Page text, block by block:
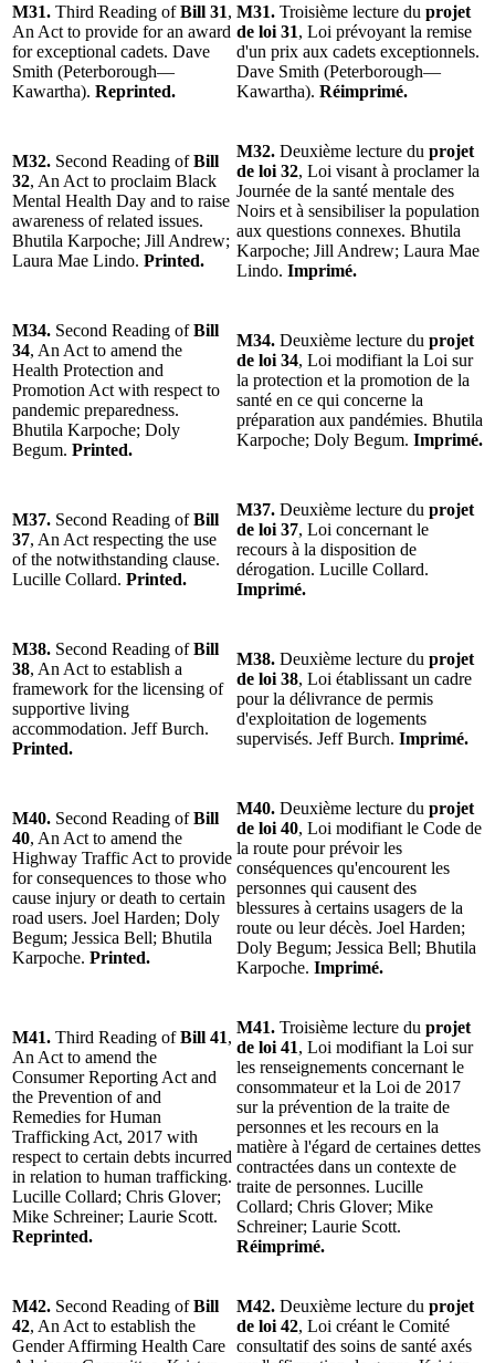
M31. Third Reading ofBill 31,
An Act to provide for an award
for exceptional cadets. Dave
Smith (Peterborough—
Kawartha). Reprinted.
M31. Troisième lecture du projet
de loi 31, Loi prévoyant la remise
d'un prix aux cadets exceptionnels.
Dave Smith (Peterborough—
Kawartha). Réimprimé.
M32. Second Reading ofBill
32, An Act to proclaim Black
Mental Health Day and to raise
awareness of related issues.
Bhutila Karpoche; Jill Andrew;
Laura Mae Lindo. Printed.
M32. Deuxième lecture du projet
de loi 32, Loi visant à proclamer la
Journée de la santé mentale des
Noirs et à sensibiliser la population
aux questions connexes. Bhutila
Karpoche; Jill Andrew; Laura Mae
Lindo. Imprimé.
M34. Second Reading ofBill
34, An Act to amend the
Health Protection and
Promotion Act with respect to
pandemic preparedness.
Bhutila Karpoche; Doly
Begum. Printed.
M34. Deuxième lecture du projet
de loi 34, Loi modifiant la Loi sur
la protection et la promotion de la
santé en ce qui concerne la
préparation aux pandémies. Bhutila
Karpoche; Doly Begum. Imprimé.
M37. Second Reading ofBill
37, An Act respecting the use
of the notwithstanding clause.
Lucille Collard. Printed.
M37. Deuxième lecture du projet
de loi 37, Loi concernant le
recours à la disposition de
dérogation. Lucille Collard.
Imprimé.
M38. Second Reading ofBill
38, An Act to establish a
framework for the licensing of
supportive living
accommodation. Jeff Burch.
Printed.
M38. Deuxième lecture du projet
de loi 38, Loi établissant un cadre
pour la délivrance de permis
d'exploitation de logements
supervisés. Jeff Burch. Imprimé.
M40. Second Reading ofBill
40, An Act to amend the
Highway Traffic Act to provide
for consequences to those who
cause injury or death to certain
road users. Joel Harden; Doly
Begum; Jessica Bell; Bhutila
Karpoche. Printed.
M40. Deuxième lecture du projet
de loi 40, Loi modifiant le Code de
la route pour prévoir les
conséquences qu'encourent les
personnes qui causent des
blessures à certains usagers de la
route ou leur décès. Joel Harden;
Doly Begum; Jessica Bell; Bhutila
Karpoche. Imprimé.
M41. Third Reading ofBill 41,
An Act to amend the
Consumer Reporting Act and
the Prevention of and
Remedies for Human
Trafficking Act, 2017 with
respect to certain debts incurred
in relation to human trafficking.
Lucille Collard; Chris Glover;
Mike Schreiner; Laurie Scott.
Reprinted.
M41. Troisième lecture du projet
de loi 41, Loi modifiant la Loi sur
les renseignements concernant le
consommateur et la Loi de 2017
sur la prévention de la traite de
personnes et les recours en la
matière à l'égard de certaines dettes
contractées dans un contexte de
traite de personnes. Lucille
Collard; Chris Glover; Mike
Schreiner; Laurie Scott.
Réimprimé.
M42. Second Reading ofBill
42, An Act to establish the
Gender Affirming Health Care
M42. Deuxième lecture du projet
de loi 42, Loi créant le Comité
consultatif des soins de santé axés